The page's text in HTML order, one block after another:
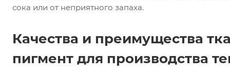
сока или от неприятного запаха.
Качества и преимущества
пигмент для производства